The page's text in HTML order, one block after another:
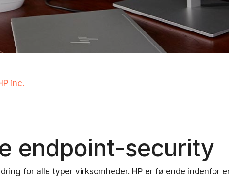
inc.
endpoint-security
for alle typer virksomheder. HP er førende indenfor